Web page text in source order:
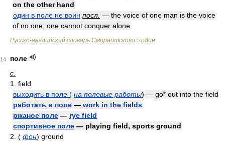
on the other hand
один в поле не воин посл. — the voice of one man is the voice
of no one; one cannot conquer alone
Русско-английский словарь Смирнитского > один
14
поле
с.
1. field
выходить в поле ( на полевые работы) — go* out into the field
работать в поле — work in the fields
ржаное поле — rye field
спортивное поле — playing field, sports ground
2. ( фон) ground